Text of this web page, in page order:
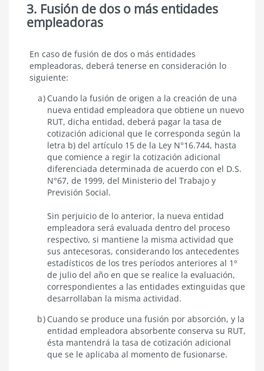
3. Fusión de dos o más entidades
empleadoras
Fusión
de
dos
o
entidades
empleadoras
En caso de fusión de dos o más entidades
empleadoras, deberá tenerse en consideración lo
siguiente:
Cuando la fusión de origen a la creación de una
nueva entidad empleadora que obtiene un nuevo
RUT, dicha entidad, deberá pagar la tasa de
cotización adicional que le corresponda según la
letra b) del artículo 15 de la Ley N°16.744, hasta
que comience a regir la cotización adicional
diferenciada determinada de acuerdo con el D.S.
N°67, de 1999, del Ministerio del Trabajo y
Previsión Social.
Sin perjuicio de lo anterior, la nueva entidad
empleadora será evaluada dentro del proceso
respectivo, si mantiene la misma actividad que
sus antecesoras, considerando los antecedentes
estadísticos de los tres períodos anteriores al 1º
de julio del año en que se realice la evaluación,
correspondientes a las entidades extinguidas que
desarrollaban la misma actividad.
Cuando se produce una fusión por absorción, y la
entidad empleadora absorbente conserva su RUT,
ésta mantendrá la tasa de cotización adicional
que se le aplicaba al momento de fusionarse.